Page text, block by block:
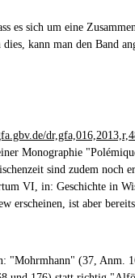
es sich um eine
kann man den Band
Monographie
sind zudem noch
VI, in: Geschichte in
erscheinen, ist aber
"Mohrmhann" (37,